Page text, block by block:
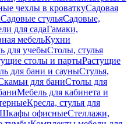
чехлы в кроваткуСадовая
Садовые стульяСадовые,
для садаГамаки,
мебельКухни
для учебыСтолы, стулья
столы и партыРастущие
для бани и сауныСтулья,
для баниСтолы для
Мебель для кабинета и
Кресла, стулья для
Шкафы офисныеСтеллажи,